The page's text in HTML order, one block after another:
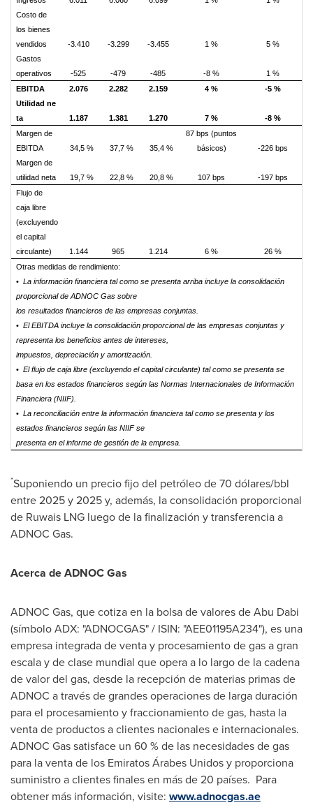
Costo de
los bienes
vendidos
-3.410 -3.299 -3.455 1 %
5 %
Gastos
operativos
-525 -479 -485 -8 %
1 %
EBITDA
2.076 2.282 2.159 4 %
-5 %
Utilidad ne
ta
1.187 1.381 1.270 7 %
-8 %
Margen de
EBITDA
34,5 % 37,7 % 35,4 %
87 bps (puntos
básicos)
-226 bps
Margen de
utilidad neta
19,7 % 22,8 % 20,8 % 107 bps
-197 bps
Flujo de
caja libre
(excluyendo
el capital
circulante)
1.144 965 1.214 6 %
26 %
Otras medidas de rendimiento:
• La información financiera tal como se presenta arriba incluyela consolidación
proporcional de ADNOC Gas sobre
los resultados financieros de las empresas conjuntas.
• El EBITDA incluye la consolidación proporcional de las empresas conjuntas y
representa los beneficios antes de intereses,
impuestos, depreciación y amortización.
• El flujo de caja libre (excluyendo el capital circulante) tal como se presenta se
basa en los estados financieros según las Normas Internacionales de Información
Financiera (NIIF).
• La reconciliación entre la información financiera tal como se presenta y los
estados financieros según las NIIF se
presenta en el informe de gestión de la empresa.
*Suponiendo un precio fijo del petróleo de 70 dólares/bbl
entre 2025 y 2025 y, además, la consolidación proporcional
de Ruwais LNG luego de la finalización y transferencia a
ADNOC Gas.
Acerca de ADNOC Gas
ADNOC Gas, que cotiza en la bolsa de valores deAbu Dabi
(símbolo ADX: "ADNOCGAS" / ISIN: "AEE01195A234"), es una
empresa integrada de venta y procesamiento de gas a gran
escala y de clase mundial que opera a lo largo de la cadena
de valor del gas, desde la recepción de materias primas de
ADNOC a través de grandes operaciones de larga duración
para el procesamiento y fraccionamiento de gas, hasta la
venta de productos a clientes nacionales e internacionales.
ADNOC Gas satisface un 60 % de las necesidades de gas
para la venta de los Emiratos Árabes Unidos y proporciona
suministro a clientes finales en más de 20 países. Para
obtener más información, visite: www.adnocgas.ae